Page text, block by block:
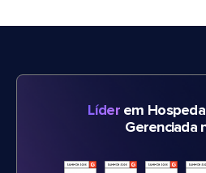
Líderem
Gerenciada